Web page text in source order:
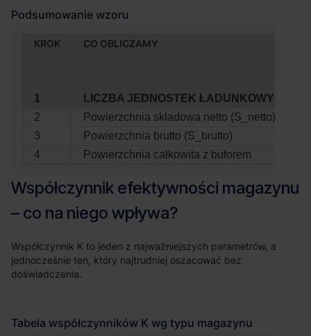
KROK CO OBLICZAMY
1
LICZBA JEDNOSTEK ŁADUNKOWYCH (N)
2
Powierzchnia składowa netto (S_netto)
3
Powierzchnia brutto (S_brutto)
4
Powierzchnia całkowita z buforem